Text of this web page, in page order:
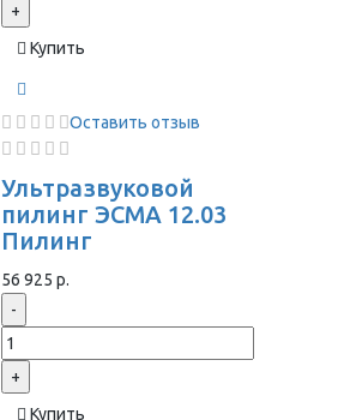
+
Купить
Оставить отзыв
Ультразвуковой
пилинг ЭСМА 12.03
Пилинг
56 925 р.
-
+
Купить